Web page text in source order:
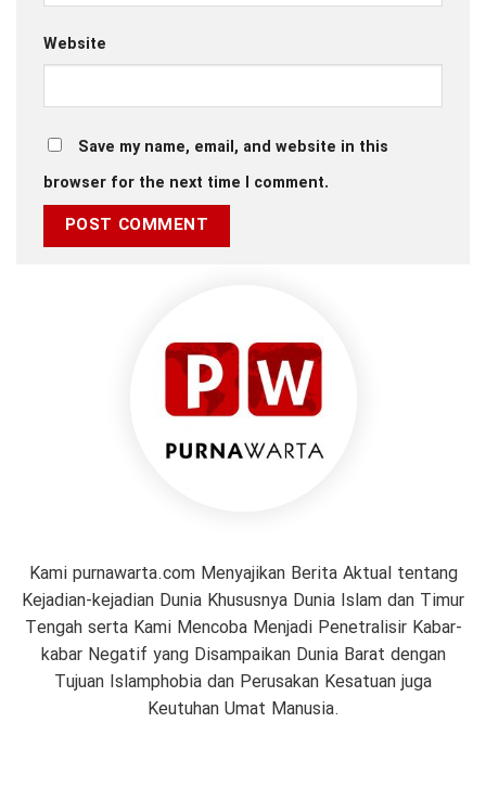
Website
Save my name, email, and website in this
browser for the next time I comment.
Kami purnawarta.com Menyajikan Berita Aktual tentang
Kejadian-kejadian Dunia Khususnya Dunia Islam dan Timur
Tengah serta Kami Mencoba Menjadi Penetralisir Kabar-
kabar Negatif yang Disampaikan Dunia Barat dengan
Tujuan Islamphobia dan Perusakan Kesatuan juga
Keutuhan Umat Manusia.